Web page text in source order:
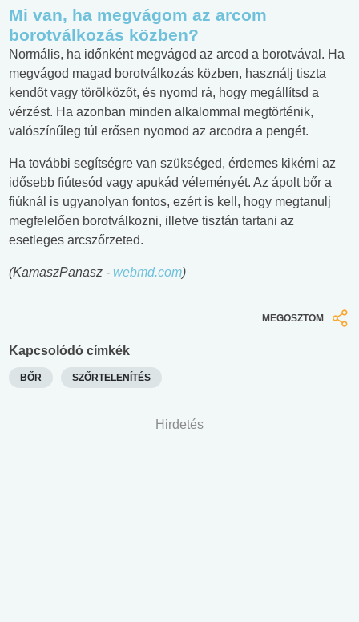
Mi van, ha megvágom az arcom
borotválkozás közben?
Normális, ha időnként megvágod az arcod a borotvával. Ha
megvágod magad borotválkozás közben, használj tiszta
kendőt vagy törölközőt, és nyomd rá, hogy megállítsd a
vérzést. Ha azonban minden alkalommal megtörténik,
valószínűleg túl erősen nyomod az arcodra a pengét.
Ha további segítségre van szükséged, érdemes kikérni az
idősebb fiútesód vagy apukád véleményét. Az ápolt bőr a
fiúknál is ugyanolyan fontos, ezért is kell, hogy megtanulj
megfelelően borotválkozni, illetve tisztán tartani az
esetleges arcszőrzeted.
(KamaszPanasz - webmd.com)
MEGOSZTOM
Kapcsolódó címkék
BŐR SZŐRTELENÍTÉS
Hirdetés